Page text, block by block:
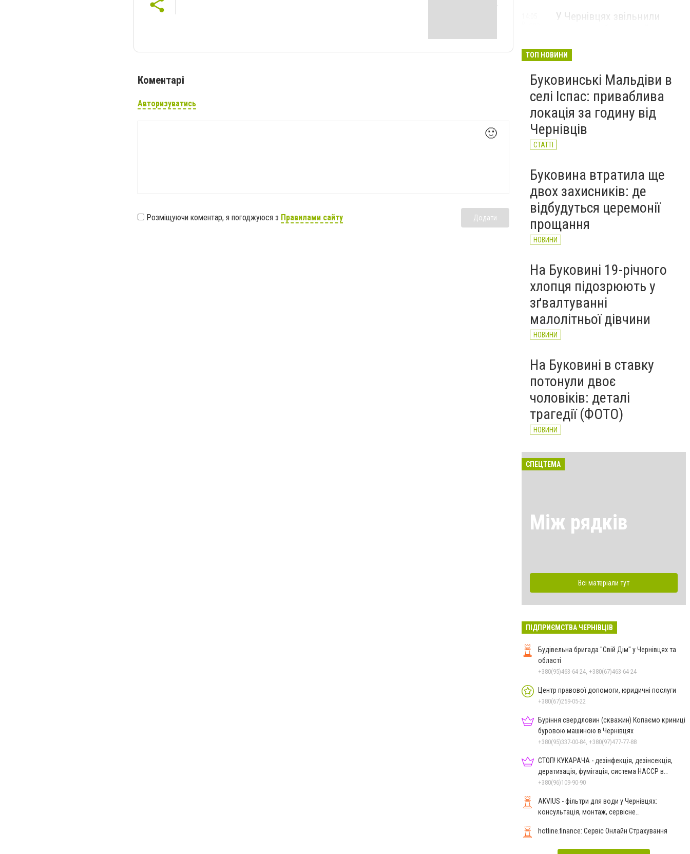
Коментарі
Авторизуватись
🙂
Розміщуючи коментар, я погоджуюся з Правилами сайту Додати
У Чернівцях звільнили
військових та влаштував
НОВИНИ
У Чернівцях чоловіка
підозрюють у торгівлі
бойовими гранатами
13:22
Вчора
ТОП НОВИНИ
Буковинські Мальдіви в
селі Іспас: приваблива
локація за годину від
Чернівців
СТАТТІ
Буковина втратила ще
двох захисників: де
відбудуться церемонії
прощання
НОВИНИ
На Буковині 19-річного
хлопця підозрюють у
зґвалтуванні
малолітньої дівчини
НОВИНИ
На Буковині в ставку
потонули двоє
чоловіків: деталі
трагедії (ФОТО)
НОВИНИ
СПЕЦТЕМА
Між рядків
Всі матеріали тут
ПІДПРИЄМСТВА ЧЕРНІВЦІВ
Будівельна бригада "Свій Дім" у Чернівцях та
області
+380(95)463-64-24, +380(67)463-64-24
Центр правової допомоги, юридичні послуги
+380(67)259-05-22
Буріння свердловин (скважин) Копаємо криниці
буровою машиною в Чернівцях
+380(95)337-00-84, +380(97)477-77-88
СТОП! КУКАРАЧА - дезінфекція, дезінсекція,
дератизація, фумігація, система HACCP в
Чернівцях
+380(96)109-90-90
AKVIUS - фільтри для води у Чернівцях:
консультація, монтаж, сервісне
hotline.finance: Сервіс Онлайн Страхування